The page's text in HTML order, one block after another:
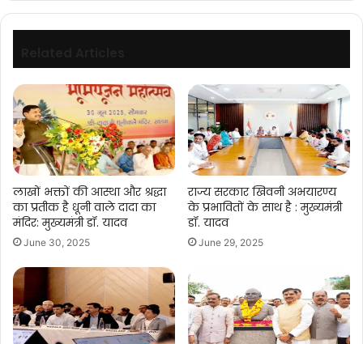
डॉ.
यादव
लाखों भक्तों की आस्था और श्रद्धा
का प्रतीक है धूनी वाले दादा का
मंदिर: मुख्यमंत्री डॉ. यादव
June 30, 2025
राज्य सरकार खिवनी अभयारण्य
के प्रभावितों के साथ है : मुख्यमंत्री
डॉ. यादव
June 29, 2025